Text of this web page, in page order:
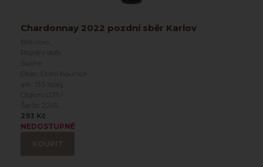
Chardonnay 2022 pozdní sběr Karlov
Bílé víno
Pozdní sběr
Suché
Obec: Dolní Kounice
alk.: 13.5 %obj
Objem: 0.75 l
Šarže: 2245
293 Kč
NEDOSTUPNÉ